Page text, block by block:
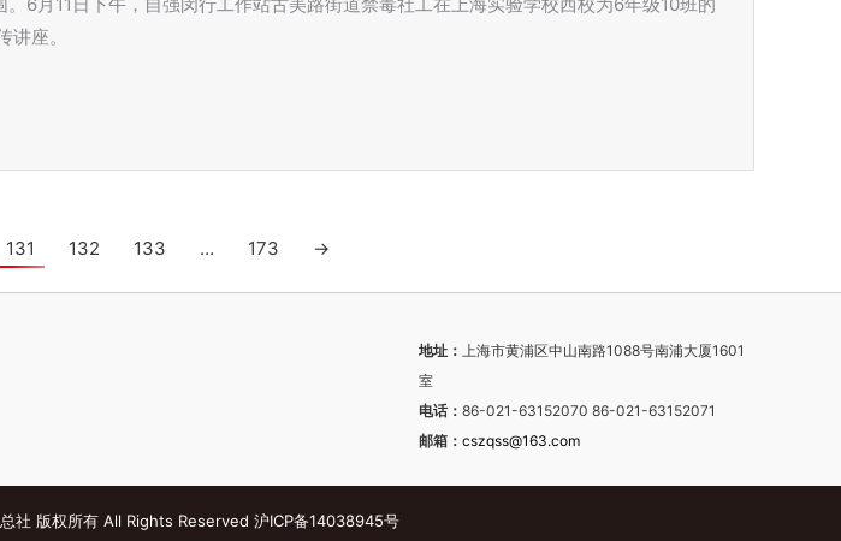
座。
131 132 133 … 173 →
地址：
上海市黄浦区中山南路1088号南浦大厦1601
室
电话：86-021-63152070 86-021-63152071
邮箱：cszqss@163.com
社 版权所有 All Rights Reserved 沪ICP备14038945号